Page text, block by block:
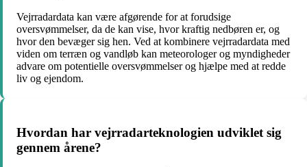
Vejrradardata kan være afgørende for at forudsige
oversvømmelser, da de kan vise, hvor kraftig nedbøren er, og
hvor den bevæger sig hen. Ved at kombinere vejrradardata med
viden om terræn og vandløb kan meteorologer og myndigheder
advare om potentielle oversvømmelser og hjælpe med at redde
liv og ejendom.
Hvordan har vejrradarteknologien udviklet sig
gennem årene?